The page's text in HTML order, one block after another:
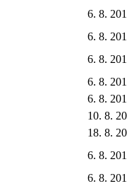
6. 8.
6. 8.
6. 8.
6. 8.
6. 8.
10. 8.
18. 8.
6. 8.
6. 8.